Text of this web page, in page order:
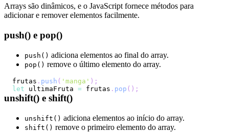
Arrays são dinâmicos, e o JavaScript fornece métodos para
adicionar e remover elementos facilmente.
push() e pop()
push() adiciona elementos ao final do array.
pop() remove o último elemento do array.
frutas . push ( 'manga' ) ;
let ultimaFruta = frutas . pop ( ) ;
unshift() e shift()
unshift() adiciona elementos ao início do array.
shift() remove o primeiro elemento do array.